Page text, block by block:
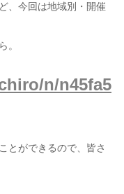
、今回は地域別・開催
。
n/n45fa5
とができるので、皆さ